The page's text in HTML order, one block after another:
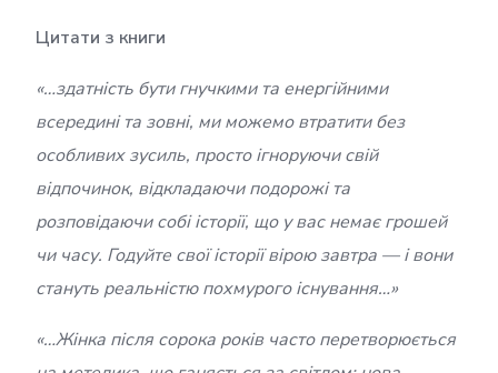
Цитати з книги
«…здатність бути гнучкими та енергійними
всередині та зовні, ми можемо втратити без
особливих зусиль, просто ігноруючи свій
відпочинок, відкладаючи подорожі та
розповідаючи собі історії, що у вас немає грошей
чи часу. Годуйте свої історії вірою завтра — і вони
стануть реальністю похмурого існування…»
«…Жінка після сорока років часто перетворюється